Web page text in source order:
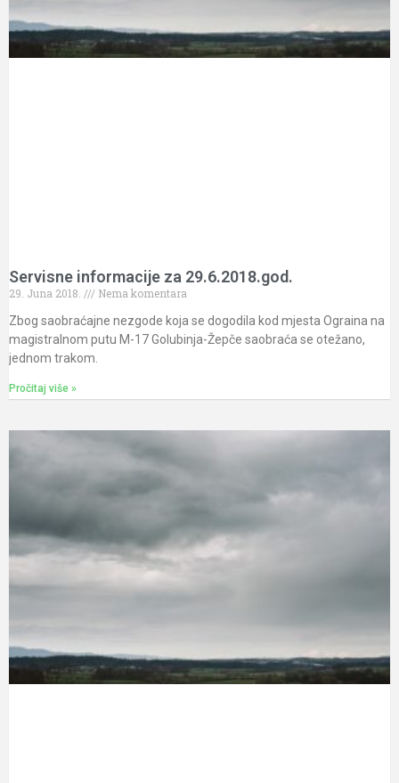
Servisne informacije za 29.6.2018.god.
29. Juna 2018.
Nema komentara
Zbog saobraćajne nezgode koja se dogodila kod mjesta Ograina na
magistralnom putu M-17 Golubinja-Žepče saobraća se otežano,
jednom trakom.
Pročitaj više »